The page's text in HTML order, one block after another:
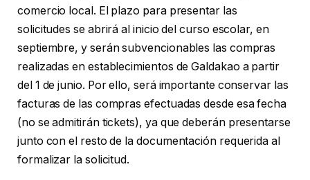
comercio local. El plazo para presentar las
solicitudes se abrirá al inicio del curso escolar, en
septiembre, y serán subvencionables las compras
realizadas en establecimientos de Galdakao a partir
del 1 de junio. Por ello, será importante conservar las
facturas de las compras efectuadas desde esa fecha
(no se admitirán tickets), ya que deberán presentarse
junto con el resto de la documentación requerida al
formalizar la solicitud.